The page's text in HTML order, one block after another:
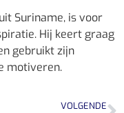
Suriname, is voor
Hij keert graag
gebruikt zijn
motiveren.
VOLGENDE